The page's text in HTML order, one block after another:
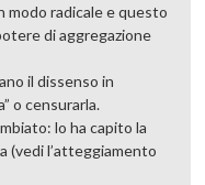
modo radicale e questo
di aggregazione
il dissenso in
o censurarla.
lo ha capito la
(vedi l’atteggiamento